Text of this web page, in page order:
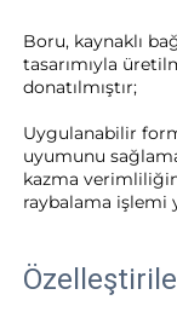
Boru, kaynaklı
tasarımıyla
donatılmıştır;
Uygulanabilir
uyumunu
kazma
raybalama işlemi